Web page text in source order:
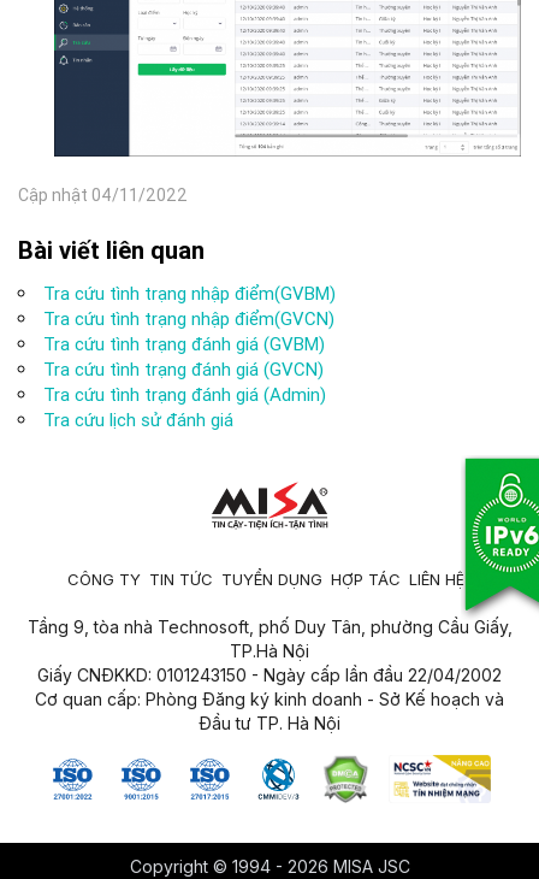
Cập nhật 04/11/2022
Bài viết liên quan
Tra cứu tình trạng nhập điểm(GVBM)
Tra cứu tình trạng nhập điểm(GVCN)
Tra cứu tình trạng đánh giá (GVBM)
Tra cứu tình trạng đánh giá (GVCN)
Tra cứu tình trạng đánh giá (Admin)
Tra cứu lịch sử đánh giá
CÔNG TY TIN TỨC TUYỂN DỤNG HỢP TÁC LIÊN HỆ
Tầng 9, tòa nhà Technosoft, phố Duy Tân, phường Cầu Giấy,
TP.Hà Nội
Giấy CNĐKKD: 0101243150 - Ngày cấp lần đầu 22/04/2002
Cơ quan cấp: Phòng Đăng ký kinh doanh - Sở Kế hoạch và
Đầu tư TP. Hà Nội
Copyright © 1994 - 2026 MISA JSC